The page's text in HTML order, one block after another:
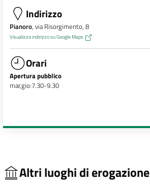
Indirizzo
Pianoro, via Risorgimento, 8
Visualizza indirizzo su Google Maps
Orari
Apertura pubblico
mar,gio:7.30-9.30
Altri luoghi di erogazione